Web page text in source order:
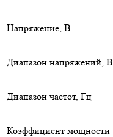
Напряжение, В
Диапазон напряжений, В
Диапазон частот, Гц
Коэффициент мощности